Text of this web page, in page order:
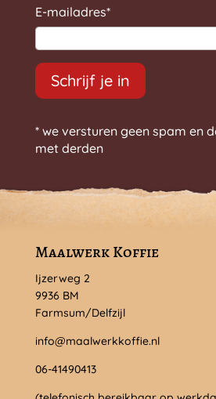
E-mailadres*
Schrijf je in
* we versturen geen spam en
met derden
Maalwerk Koffie
Ijzerweg 2
9936 BM
Farmsum/Delfzijl
info@maalwerkkoffie.nl
06-41490413